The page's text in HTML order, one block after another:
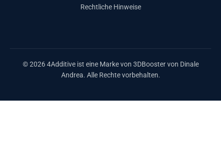
Rechtliche Hinweise
© 2026 4Additive ist eine Marke von 3DBooster von Dinale
Andrea. Alle Rechte vorbehalten.